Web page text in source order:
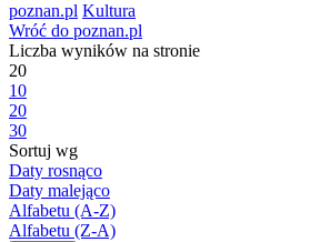
poznan.pl Kultura
Wróć do poznan.pl
Liczba wyników na stronie
20
10
20
30
Sortuj wg
Daty rosnąco
Daty malejąco
Alfabetu (A-Z)
Alfabetu (Z-A)